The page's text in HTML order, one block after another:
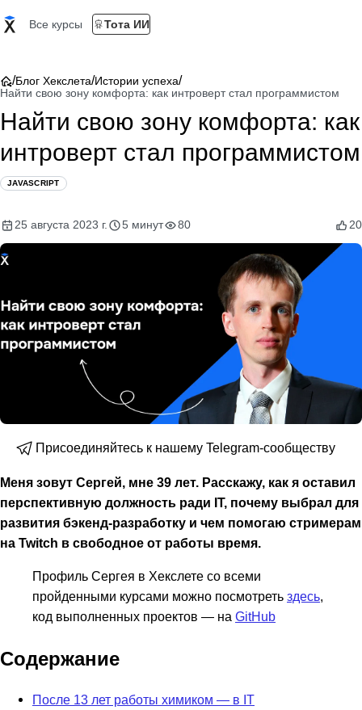
Все курсы Тота ИИ
/Блог Хекслета/Истории успеха/
Найти свою зону комфорта: как интроверт стал программистом
Найти свою зону комфорта: как
интроверт стал программистом
JAVASCRIPT
25 августа 2023 г. 5 минут 80 20
Присоединяйтесь к нашему Telegram-сообществу
Меня зовут Сергей, мне 39 лет. Расскажу, как я оставил
перспективную должность ради IT, почему выбрал для
развития бэкенд-разработку и чем помогаю стримерам
на Twitch в свободное от работы время.
Профиль Сергея в Хекслете со всеми
пройденными курсами можно посмотреть здесь,
код выполненных проектов — на GitHub
Содержание
После 13 лет работы химиком — в IT